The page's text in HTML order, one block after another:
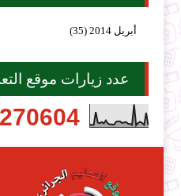
عدد زيارات موقع
270604